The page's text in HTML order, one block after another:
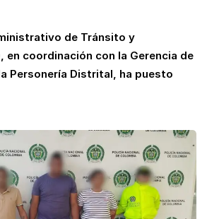
de Tránsito y
en coordinación con la Gerencia de
Personería Distrital, ha puesto